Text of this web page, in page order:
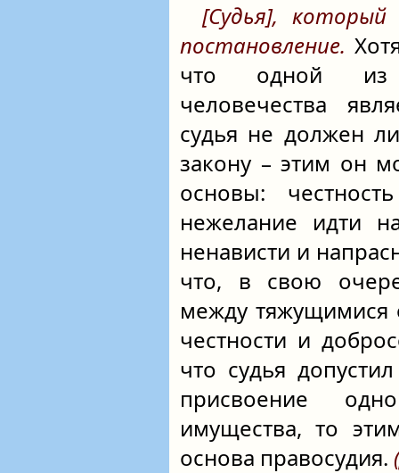
[Судья], который
постановление.
что одной из
человечества
судья не должен
закону – этим он
основы:
нежелание идти
ненависти и
что, в свою
между тяжущимися
честности и
что судья
присвоение
имущества, то
основа правосудия.